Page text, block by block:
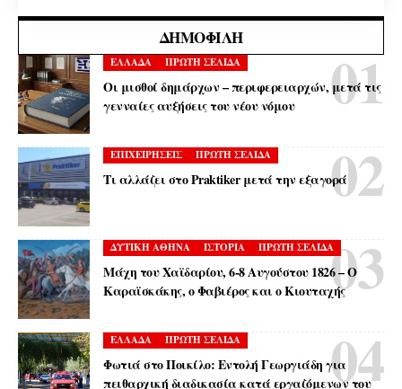
ΔΗΜΟΦΙΛΉ
ΕΛΛΑΔΑ ΠΡΩΤΗ ΣΕΛΙΔΑ
Οι μισθοί δημάρχων – περιφερειαρχών, μετά τις
γενναίες αυξήσεις του νέου νόμου
ΕΠΙΧΕΙΡΗΣΕΙΣ ΠΡΩΤΗ ΣΕΛΙΔΑ
Τι αλλάζει στο Praktiker μετά την εξαγορά
ΔΥΤΙΚΗ ΑΘΗΝΑ ΙΣΤΟΡΙΑ ΠΡΩΤΗ ΣΕΛΙΔΑ
Μάχη του Χαϊδαρίου, 6-8 Αυγούστου 1826 – Ο
Καραϊσκάκης, ο Φαβιέρος και ο Κιουταχής
ΕΛΛΑΔΑ ΠΡΩΤΗ ΣΕΛΙΔΑ
Φωτιά στο Ποικίλο: Εντολή Γεωργιάδη για
πειθαρχική διαδικασία κατά εργαζόμενων του